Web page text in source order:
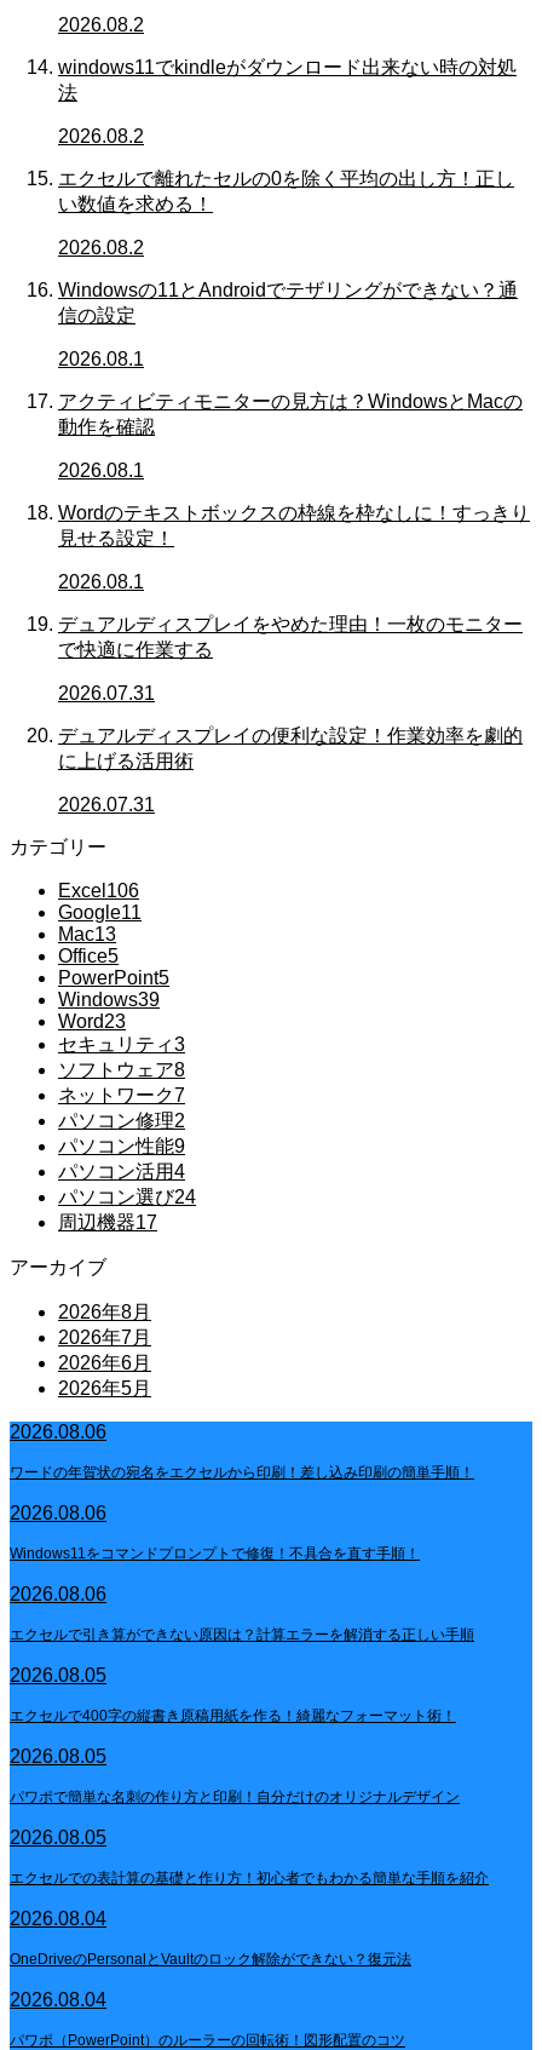
2026.08.2
windows11でkindleがダウンロード出来ない時の対処
法
2026.08.2
エクセルで離れたセルの0を除く平均の出し方！正し
い数値を求める！
2026.08.2
Windowsの11とAndroidでテザリングができない？通
信の設定
2026.08.1
アクティビティモニターの見方は？WindowsとMacの
動作を確認
2026.08.1
Wordのテキストボックスの枠線を枠なしに！すっきり
見せる設定！
2026.08.1
デュアルディスプレイをやめた理由！一枚のモニター
で快適に作業する
2026.07.31
デュアルディスプレイの便利な設定！作業効率を劇的
に上げる活用術
2026.07.31
カテゴリー
Excel 106
Google11
Mac13
Office5
PowerPoint5
Windows39
Word23
セキュリティ3
ソフトウェア8
ネットワーク7
パソコン修理2
パソコン性能9
パソコン活用4
パソコン選び24
周辺機器17
アーカイブ
2026年8月
2026年7月
2026年6月
2026年5月
2026.08.06
ワードの年賀状の宛名をエクセルから印刷！差し込み印刷の簡単手順！
2026.08.06
Windows11をコマンドプロンプトで修復！不具合を直す手順！
2026.08.06
エクセルで引き算ができない原因は？計算エラーを解消する正しい手順
2026.08.05
エクセルで400字の縦書き原稿用紙を作る！綺麗なフォーマット術！
2026.08.05
パワポで簡単な名刺の作り方と印刷！自分だけのオリジナルデザイン
2026.08.05
エクセルでの表計算の基礎と作り方！初心者でもわかる簡単な手順を紹介
2026.08.04
OneDriveのPersonalとVaultのロック解除ができない？復元法
2026.08.04
パワポ（PowerPoint）のルーラーの回転術！図形配置のコツ